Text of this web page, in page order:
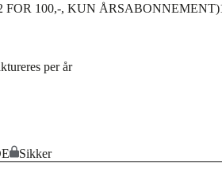
FOR 100,-, KUN ÅRSABONNEMENT)
per år
Sikker